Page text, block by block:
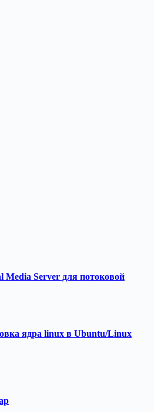
Media Server для потоковой
ядра linux в Ubuntu/Linux